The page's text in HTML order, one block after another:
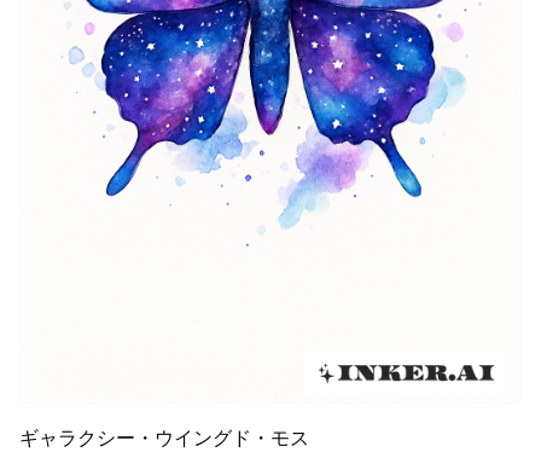
ギャラクシー・ウイングド・モス